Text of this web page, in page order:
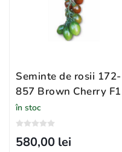
Seminte de rosii 172-
857 Brown Cherry F1
în stoc
580,00 lei